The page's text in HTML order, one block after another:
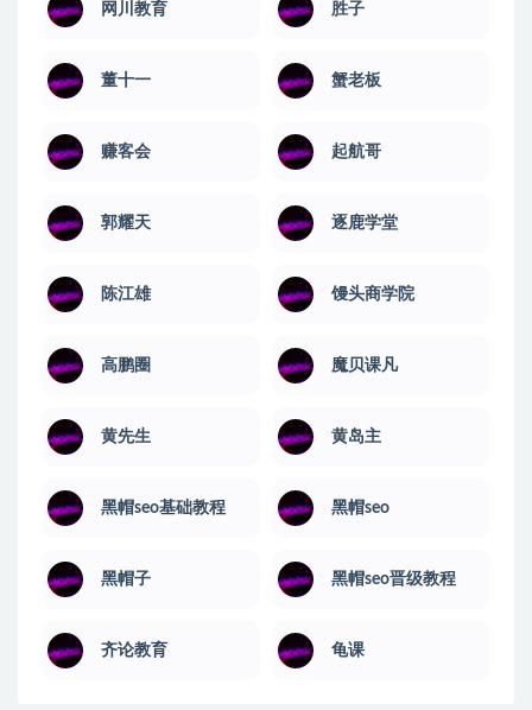
网川教育 ​胜子
董十一 蟹老板
赚客会 起航哥
郭耀天 逐鹿学堂
陈江雄 馒头商学院
高鹏圈 魔贝课凡
黄先生 黄岛主
黑帽seo基础教程 黑帽seo
黑帽子 黑帽seo晋级教程
齐论教育 龟课